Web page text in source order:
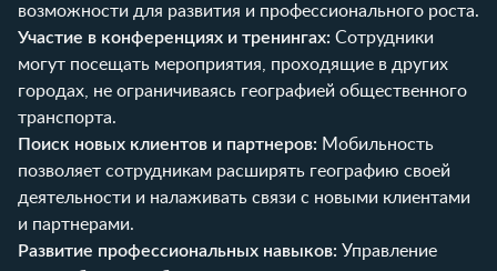
возможности для развития и профессионального роста.
Участие в конференциях и тренингах: Сотрудники
могут посещать мероприятия, проходящие в других
городах, не ограничиваясь географией общественного
транспорта.
Поиск новых клиентов и партнеров: Мобильность
позволяет сотрудникам расширять географию своей
деятельности и налаживать связи с новыми клиентами
и партнерами.
Развитие профессиональных навыков: Управление